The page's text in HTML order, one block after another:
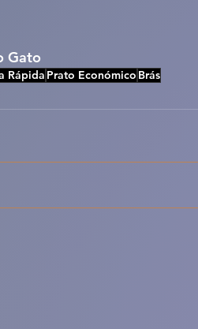
Gato
Rápida Prato Económico Brás